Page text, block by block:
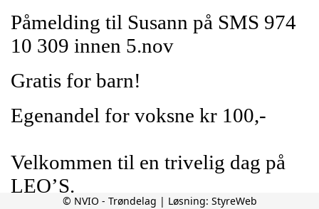
Påmelding til Susann på SMS 974
10 309 innen 5.nov
Gratis for barn!
Egenandel for voksne kr 100,-
Velkommen til en trivelig dag på
LEO’S.
© NVIO - Trøndelag | Løsning: StyreWeb